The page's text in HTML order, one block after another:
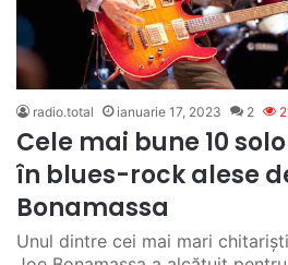
radio.total ianuarie 17, 2023 2
Cele mai bune 10
în blues-rock alese
Bonamassa
Unul dintre cei mai mari